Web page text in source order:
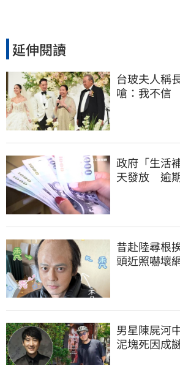
延伸閱讀
台玻夫人稱
嗆：我不信
政府「生活
天發放 逾
昔赴陸尋根
頭近照嚇壞
男星陳屍河
泥塊死因成